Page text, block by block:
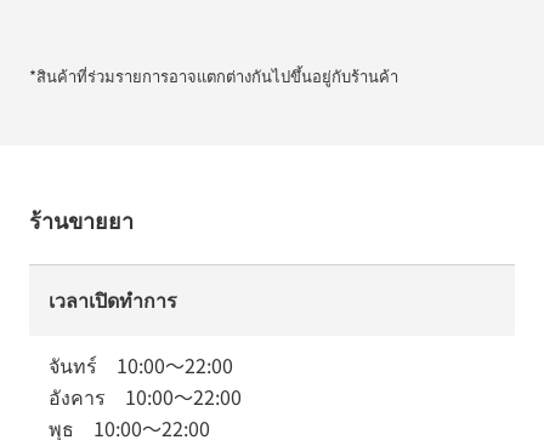
*สินค้าที่ร่วมรายการอาจแตกต่างกันไปขึ้นอยู่กับร้านค้า
ร้านขายยา
เวลาเปิดทำการ
จันทร์ 10:00～22:00
อังคาร 10:00～22:00
พุธ 10:00～22:00